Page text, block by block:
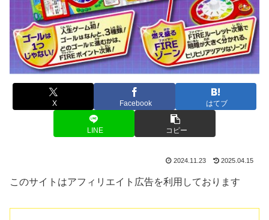
X Facebook はてブ
LINE コピー
2024.11.23 2025.04.15
このサイトはアフィリエイト広告を利用しております